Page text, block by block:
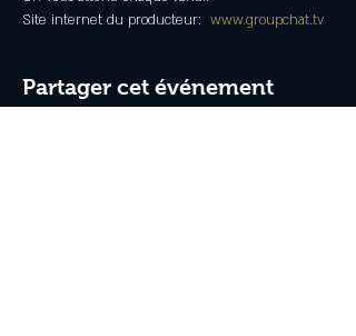
Site internet du producteur: www.groupchat.tv
Partager cet événement